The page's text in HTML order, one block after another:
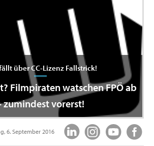
über CC-Lizenz Fallstrick!
Filmpiraten watschen FPÖ ab
zumindest vorerst!
6. September 2016